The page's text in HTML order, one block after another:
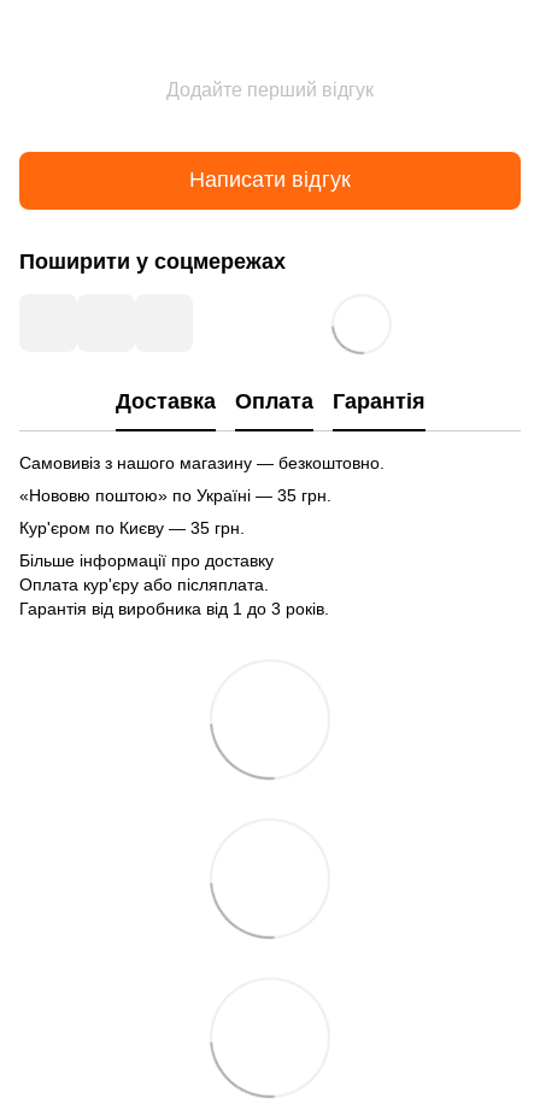
Додайте перший відгук
Написати відгук
Поширити у соцмережах
Доставка Оплата Гарантія
Самовивіз з нашого магазину — безкоштовно.
«Нововю поштою» по Україні — 35 грн.
Кур'єром по Києву — 35 грн.
Більше інформації про доставку
Оплата кур'єру або післяплата.
Гарантія від виробника від 1 до 3 років.